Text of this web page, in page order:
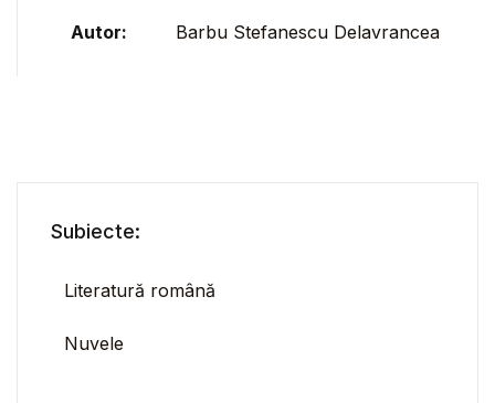
Autor: Barbu Stefanescu Delavrancea
Subiecte:
Literatură română
Nuvele